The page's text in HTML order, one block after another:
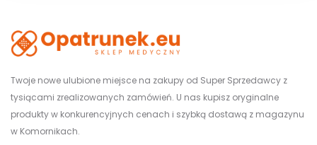
Twoje nowe ulubione miejsce na zakupy od Super Sprzedawcy z
tysiącami zrealizowanych zamówień. U nas kupisz oryginalne
produkty w konkurencyjnych cenach i szybką dostawą z magazynu
w Komornikach.